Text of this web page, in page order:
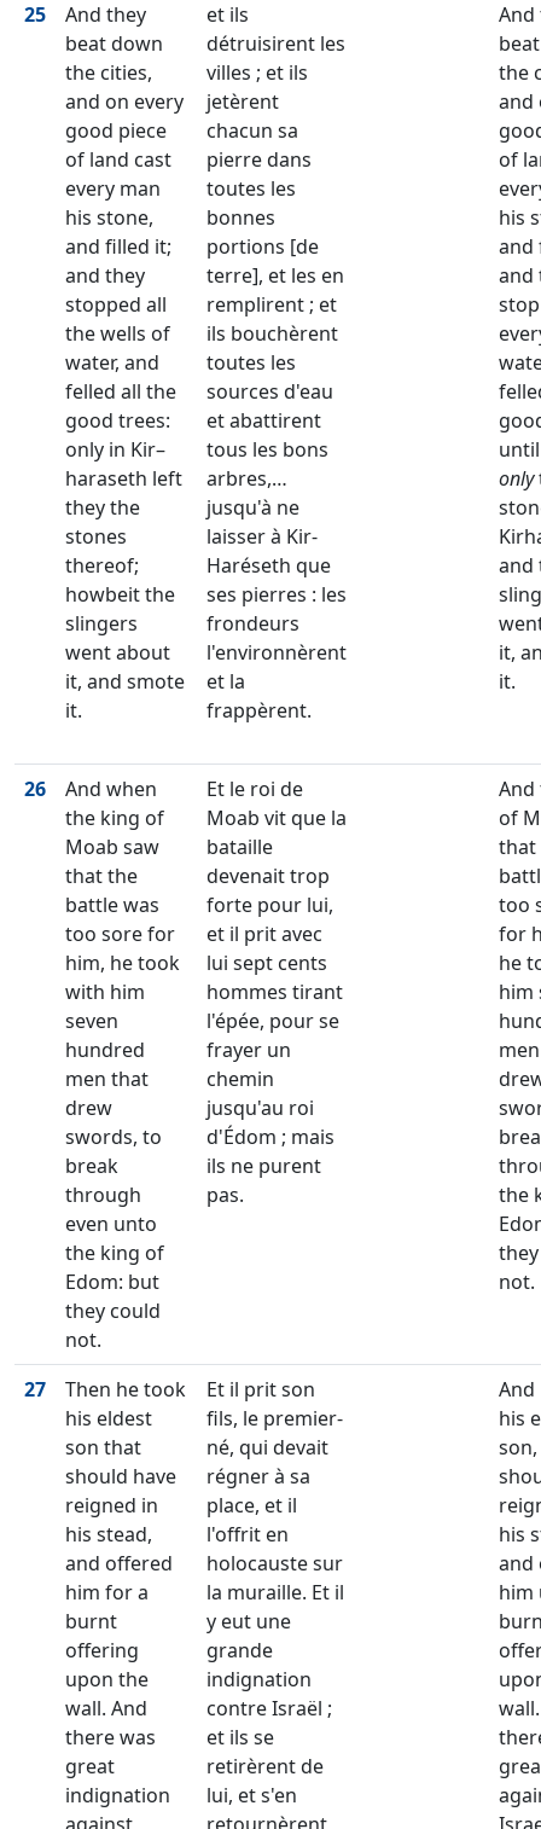
25
And they
beat down
the cities,
and on every
good piece
of land cast
every man
his stone,
and filled it;
and they
stopped all
the wells of
water, and
felled all the
good trees:
only in Kir–
haraseth left
they the
stones
thereof;
howbeit the
slingers
went about
it, and smote
it.
et ils
détruisirent les
villes ; et ils
jetèrent
chacun sa
pierre dans
toutes les
bonnes
portions [de
terre], et les en
remplirent ; et
ils bouchèrent
toutes les
sources d'eau
et abattirent
tous les bons
arbres,…
jusqu'à ne
laisser à Kir-
Haréseth que
ses pierres : les
frondeurs
l'environnèrent
et la
frappèrent.
And
the
and
of
his
and
and
only
and
it,
it.
26
And when
the king of
Moab saw
that the
battle was
too sore for
him, he took
with him
seven
hundred
men that
drew
swords, to
break
through
even unto
the king of
Edom: but
they could
not.
Et le roi de
Moab vit que la
bataille
devenait trop
forte pour lui,
et il prit avec
lui sept cents
hommes tirant
l'épée, pour se
frayer un
chemin
jusqu'au roi
d'Édom ; mais
ils ne purent
pas.
And
of
that
too
for
he
him
the
not.
27
Then he took
his eldest
son that
should have
reigned in
his stead,
and offered
him for a
burnt
offering
upon the
wall. And
there was
great
indignation
Et il prit son
fils, le premier-
né, qui devait
régner à sa
place, et il
l'offrit en
holocauste sur
la muraille. Et il
y eut une
grande
indignation
contre Israël ;
et ils se
retirèrent de
lui, et s'en
And
his
his
and
him